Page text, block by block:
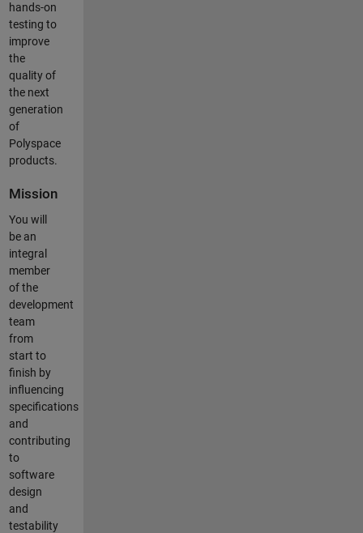
hands-on
testing to
improve
the
quality of
the next
generation
of
Polyspace
products.
Mission
You will
be an
integral
member
of the
development
team
from
start to
finish by
influencing
specifications
and
contributing
to
software
design
and
testability